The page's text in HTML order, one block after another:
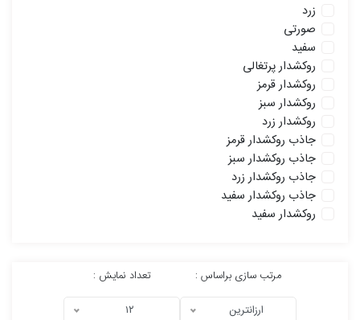
زرد
صورتی
سفید
روکشدار پرتغالی
روکشدار قرمز
روکشدار سبز
روکشدار زرد
جاذب روکشدار قرمز
جاذب روکشدار سبز
جاذب روکشدار زرد
جاذب روکشدار سفید
روکشدار سفید
مرتب سازی براساس :
ارزانترین
تعداد نمایش :
۱۲